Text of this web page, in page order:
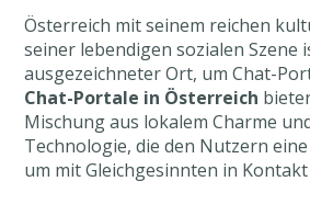
Österreich mit seinem reichen
seiner lebendigen sozialen Szene
ausgezeichneter Ort, um Chat-
Chat-Portale in Österreich
Mischung aus lokalem Charme
Technologie, die den Nutzern
um mit Gleichgesinnten in